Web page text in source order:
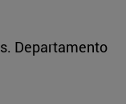
Departamento